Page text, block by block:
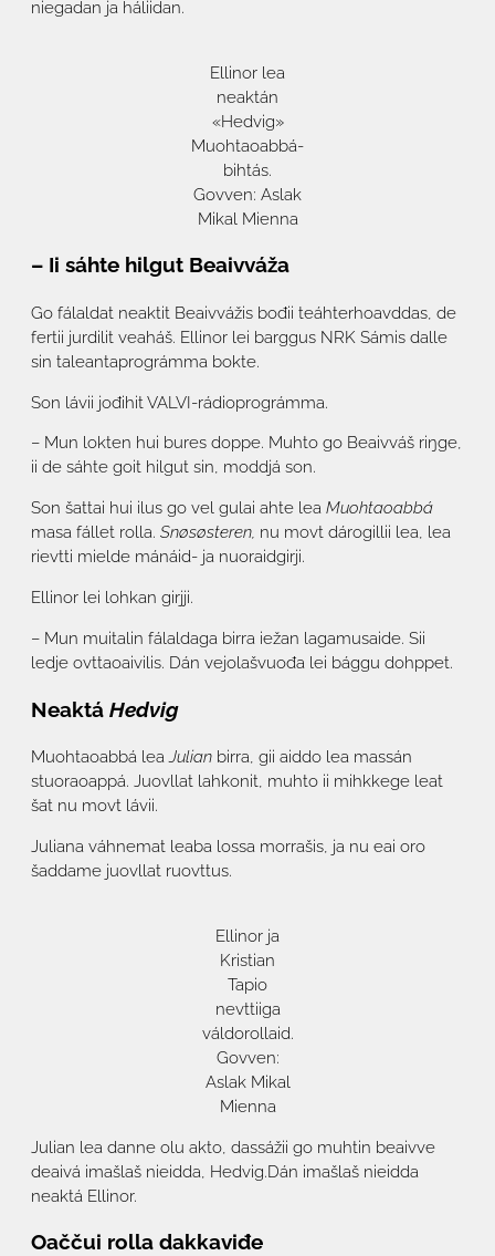
niegadan ja háliidan.
Ellinor lea
neaktán
«Hedvig»
Muohtaoabbá-
bihtás.
Govven: Aslak
Mikal Mienna
– Ii sáhte hilgut Beaivváža
Go fálaldat neaktit Beaivvážis bođii teáhterhoavddas, de
fertii jurdilit veaháš. Ellinor lei barggus NRK Sámis dalle
sin taleantaprográmma bokte.
Son lávii jođihit VALVI-rádioprográmma.
– Mun lokten hui bures doppe. Muhto go Beaivváš riŋge,
ii de sáhte goit hilgut sin, moddjá son.
Son šattai hui ilus go vel gulai ahte lea Muohtaoabbá
masa fállet rolla. Snøsøsteren, nu movt dárogillii lea, lea
rievtti mielde mánáid- ja nuoraidgirji.
Ellinor lei lohkan girjji.
– Mun muitalin fálaldaga birra iežan lagamusaide. Sii
ledje ovttaoaivilis. Dán vejolašvuođa lei bággu dohppet.
Neaktá Hedvig
Muohtaoabbá lea Julian birra, gii aiddo lea massán
stuoraoappá. Juovllat lahkonit, muhto ii mihkkege leat
šat nu movt lávii.
Juliana váhnemat leaba lossa morrašis, ja nu eai oro
šaddame juovllat ruovttus.
Ellinor ja
Kristian
Tapio
nevttiiga
váldorollaid.
Govven:
Aslak Mikal
Mienna
Julian lea danne olu akto, dassážii go muhtin beaivve
deaivá imašlaš nieidda, Hedvig.Dán imašlaš nieidda
neaktá Ellinor.
Oaččui rolla dakkaviđe